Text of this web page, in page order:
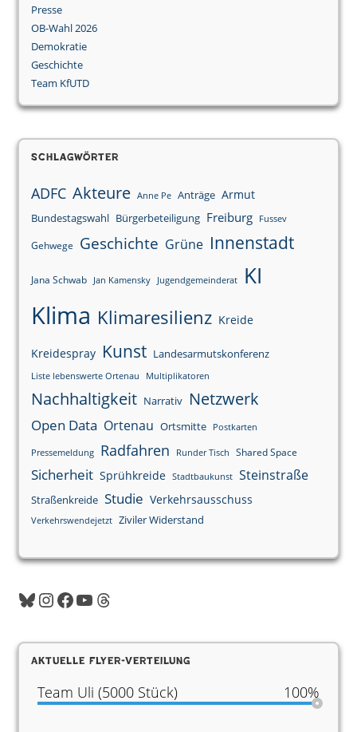
Presse
OB-Wahl 2026
Demokratie
Geschichte
Team KfUTD
Schlagwörter
ADFC Akteure Anne Pe Anträge Armut
Bundestagswahl Bürgerbeteiligung Freiburg Fussev
Gehwege Geschichte Grüne Innenstadt
Jana Schwab Jan Kamensky Jugendgemeinderat KI
Klima Klimaresilienz Kreide
Kreidespray Kunst Landesarmutskonferenz
Liste lebenswerte Ortenau Multiplikatoren
Nachhaltigkeit Narrativ Netzwerk
Open Data Ortenau Ortsmitte Postkarten
Pressemeldung Radfahren Runder Tisch Shared Space
Sicherheit Sprühkreide Stadtbaukunst Steinstraße
Straßenkreide Studie Verkehrsausschuss
Verkehrswendejetzt Ziviler Widerstand
BlueskyInstagram
Facebook
YouTubeThreads
Aktuelle Flyer-Verteilung
Team Uli (5000 Stück) 100%